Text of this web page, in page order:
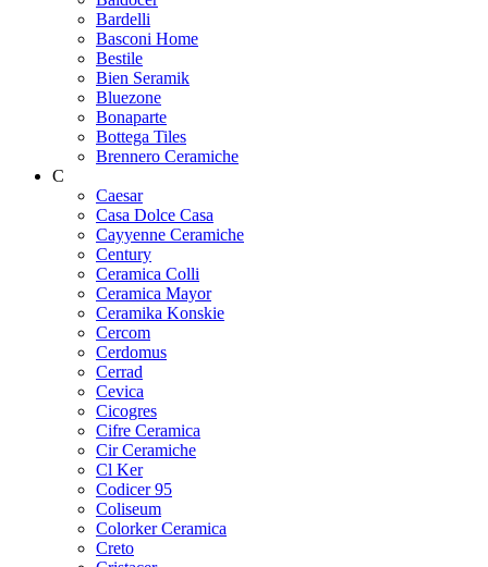
Bardelli
Basconi Home
Bestile
Bien Seramik
Bluezone
Bonaparte
Bottega Tiles
Brennero Ceramiche
C
Caesar
Casa Dolce Casa
Cayyenne Ceramiche
Century
Ceramica Colli
Ceramica Mayor
Ceramika Konskie
Cercom
Cerdomus
Cerrad
Cevica
Cicogres
Cifre Ceramica
Cir Ceramiche
Cl Ker
Codicer 95
Coliseum
Colorker Ceramica
Creto